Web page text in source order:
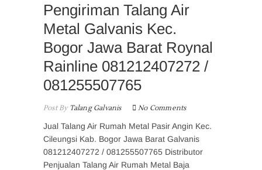
Pengiriman Talang Air
Metal Galvanis Kec.
Bogor Jawa Barat Roynal
Rainline 081212407272 /
081255507765
Post ByTalang Galvanis No Comments
Jual Talang Air Rumah Metal Pasir Angin Kec.
Cileungsi Kab. Bogor Jawa Barat Galvanis
081212407272 / 081255507765 Distributor
Penjualan Talang Air Rumah Metal Baja